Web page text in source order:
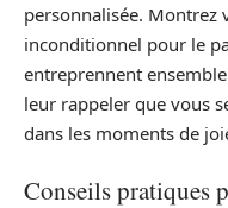
personnalisée.
inconditionnel pour le
entreprennent
leur rappeler que vous
dans les moments de
Conseils pratiques